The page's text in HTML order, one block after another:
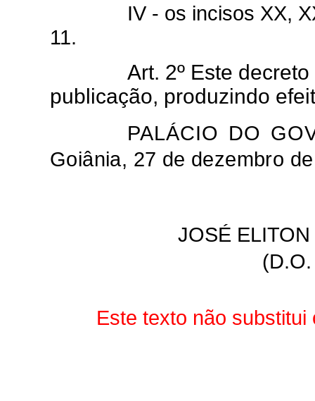
IV - os incisos XX,
11.
Art. 2º Este
publicação, produzindo
PALÁCIO DO
Goiânia, 27 de dezembro
JOSÉ
Este texto não